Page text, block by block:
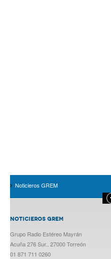
Noticieros GREM
NOTICIEROS GREM
Grupo Radio Estéreo Mayrán
Acuña 276 Sur., 27000 Torreón
01 871 711 0260